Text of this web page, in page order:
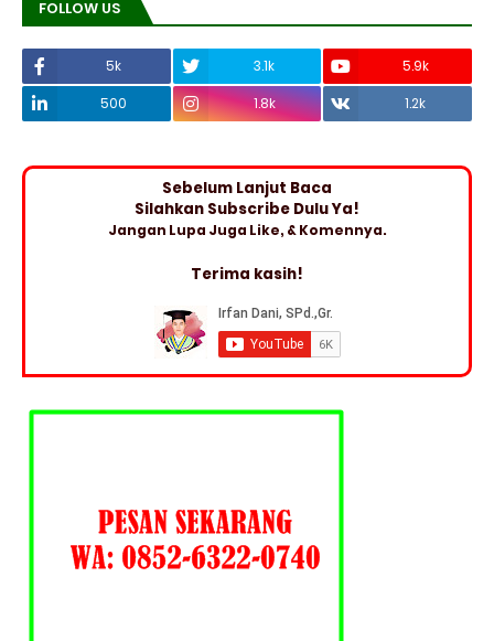
FOLLOW US
5k 3.1k
5.9k
500
1.8k 1.2k
Sebelum Lanjut Baca
Silahkan Subscribe Dulu Ya!
Jangan Lupa Juga Like, & Komennya.
Terima kasih!